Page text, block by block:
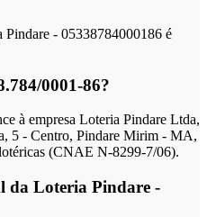
Pindare - 05338784000186 é
0001-86?
à empresa Loteria Pindare Ltda,
5 - Centro, Pindare Mirim - MA,
(CNAE N-8299-7/06).
da Loteria Pindare -